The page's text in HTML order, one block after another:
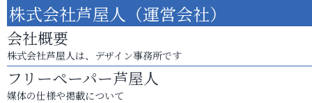
株式会社芦屋人（運営会社）
会社概要
株式会社芦屋人は、デザイン事務所です
フリーペーパー芦屋人
媒体の仕様や掲載について